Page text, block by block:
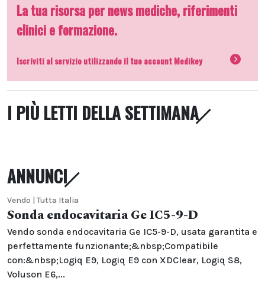
La tua risorsa per news mediche, riferimenti
clinici e formazione.
Iscriviti al servizio utilizzando il tuo account Medikey
I PIÙ LETTI DELLA SETTIMANA
ANNUNCI
Vendo | Tutta Italia
Sonda endocavitaria Ge IC5-9-D
Vendo sonda endocavitaria Ge IC5-9-D, usata garantita e
perfettamente funzionante;&nbsp;Compatibile
con:&nbsp;Logiq E9, Logiq E9 con XDClear, Logiq S8,
Voluson E6,...